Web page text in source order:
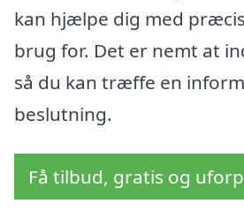
kan hjælpe dig med
brug for. Det er nemt at
så du kan træffe en
beslutning.
Få tilbud, gratis og